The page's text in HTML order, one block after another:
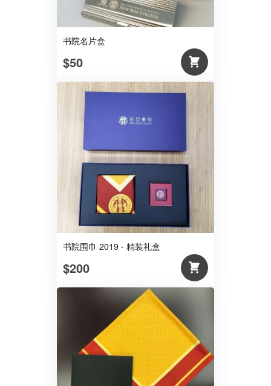
书院名片盒
$50
书院围巾 2019 - 精装礼盒
$200